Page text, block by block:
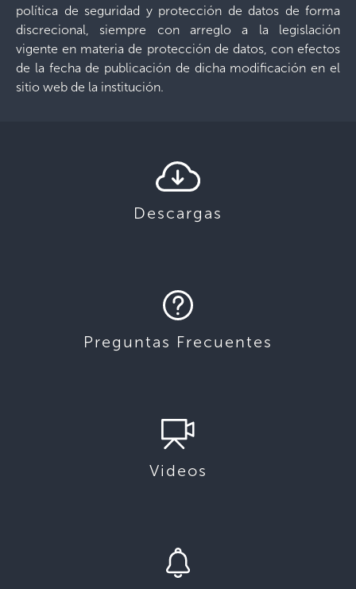
política de seguridad y protección de datos de forma
discrecional, siempre con arreglo a la legislación
vigente en materia de protección de datos, con efectos
de la fecha de publicación de dicha modificación en el
sitio web de la institución.
Descargas
Preguntas Frecuentes
Videos